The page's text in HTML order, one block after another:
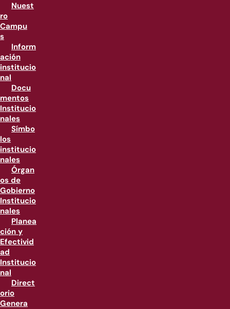
Nuest
ro
Campu
s
Inform
ación
institucio
nal
Docu
mentos
Institucio
nales
Símbo
los
institucio
nales
Órgan
os de
Gobierno
Institucio
nales
Planea
ción y
Efectivid
ad
Institucio
nal
Direct
orio
Genera